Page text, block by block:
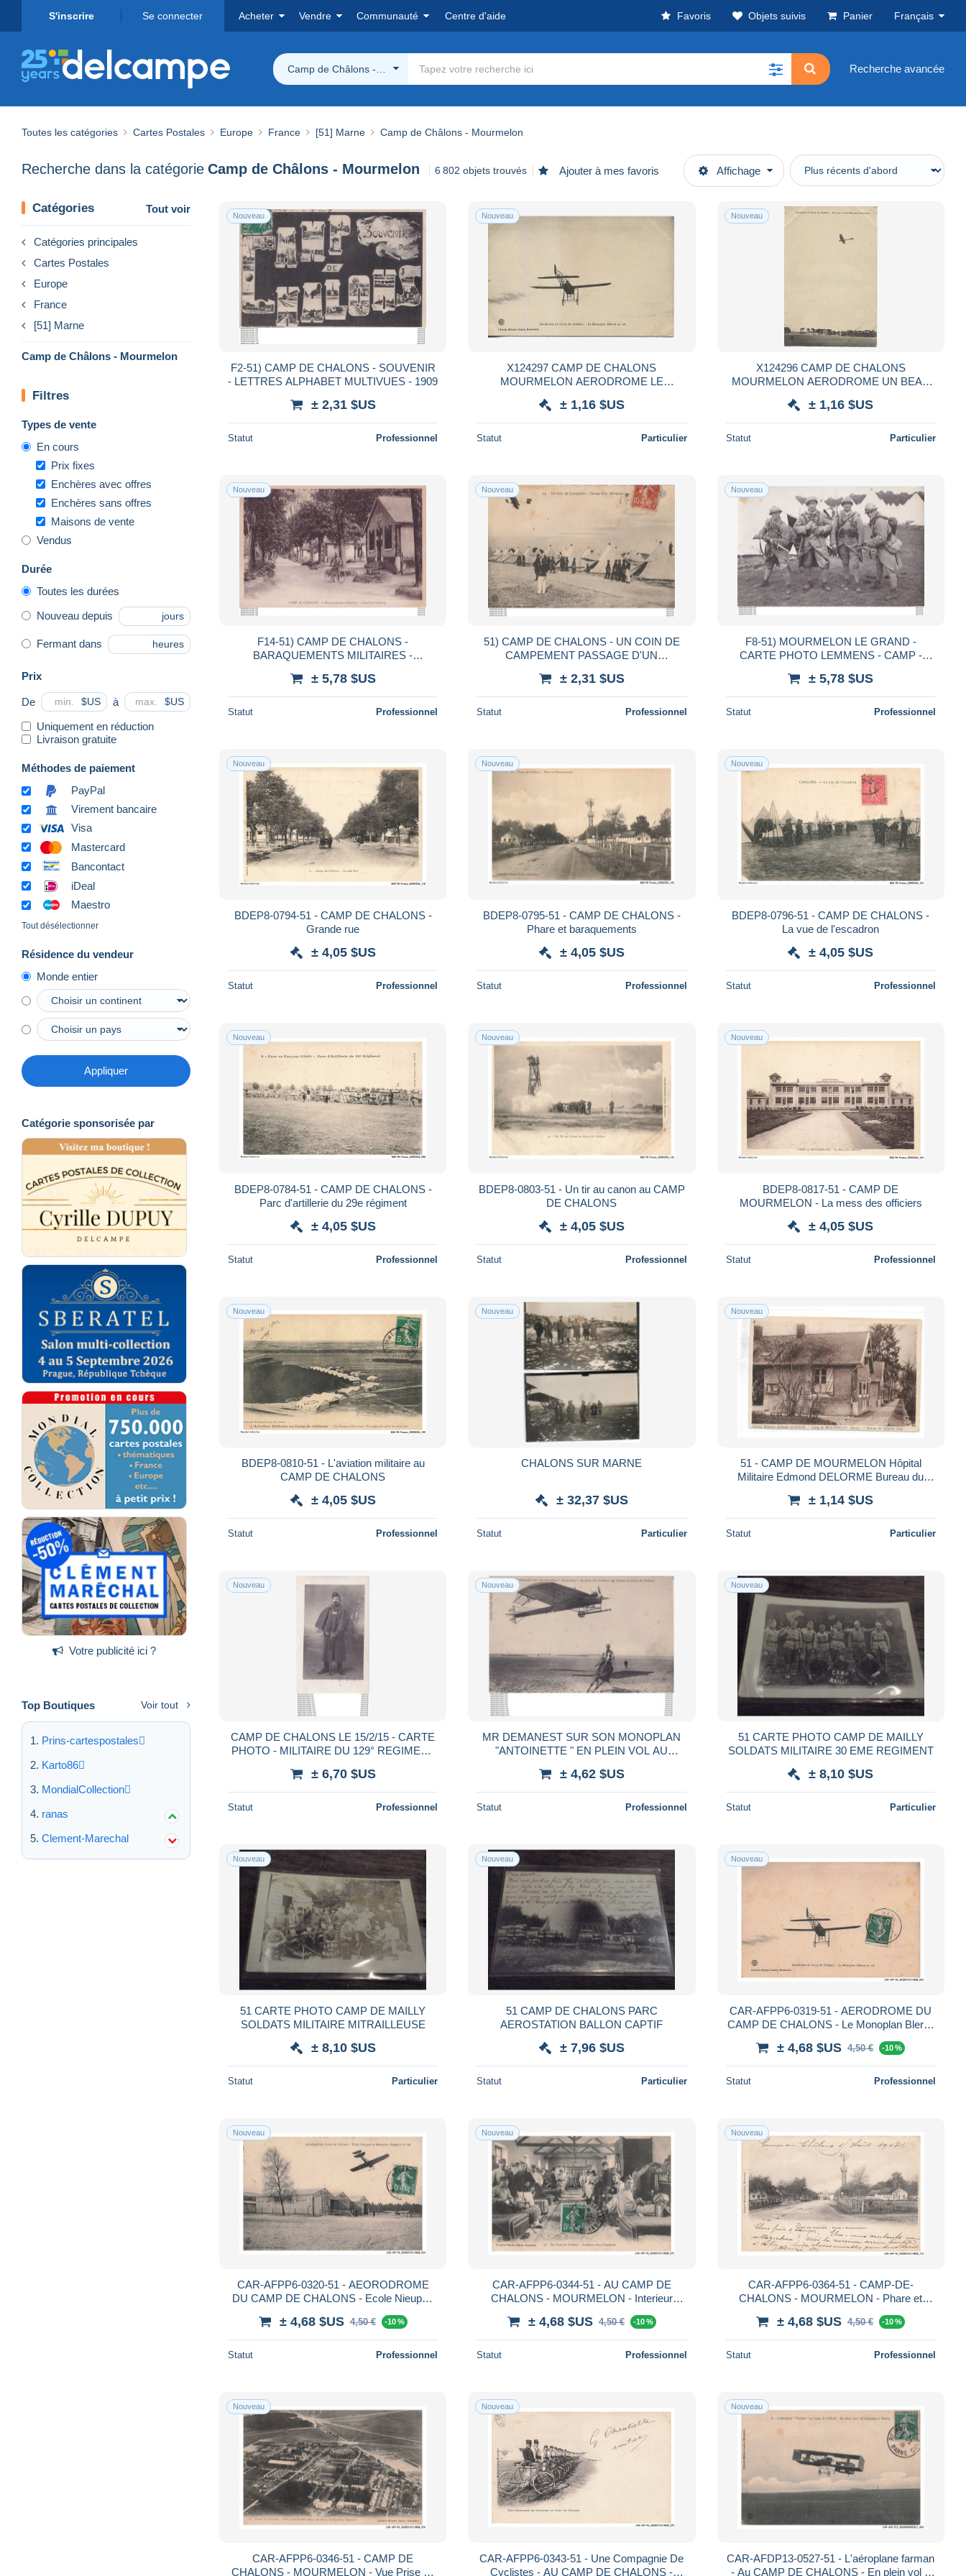
S'inscrire Se connecter Acheter Vendre Communauté Centre d'aide Favoris Objets suivis Panier Français
Camp de Châlons - Mourmelon Recherche avancée
Toutes les catégories Cartes Postales Europe France [51] Marne Camp de Châlons - Mourmelon
Recherche dans la catégorie Camp de Châlons - Mourmelon 6 802 objets trouvés Ajouter à mes favoris Affichage
Catégories Tout voir
Catégories principales
Cartes Postales
Europe
France
[51] Marne
Camp de Châlons - Mourmelon
Filtres
Types de vente
En cours
Prix fixes
Enchères avec offres
Enchères sans offres
Maisons de vente
Vendus
Durée
Toutes les durées
Nouveau depuis jours
Fermant dans heures
Prix
De $US à $US
Uniquement en réduction
Livraison gratuite
Méthodes de paiement
PayPal
Virement bancaire
Visa
Mastercard
Bancontact
iDeal
Maestro
Tout désélectionner
Résidence du vendeur
Monde entier
Appliquer
Catégorie sponsorisée par
Votre publicité ici ?
Top Boutiques Voir tout
Prins-cartespostales
Karto86
MondialCollection
ranas
Clement-Marechal
Nouveau
F2-51) CAMP DE CHALONS - SOUVENIR
- LETTRES ALPHABET MULTIVUES - 1909
± 2,31 $US
Statut Professionnel
Nouveau
X124297 CAMP DE CHALONS
MOURMELON AERODROME LE
AVIATION
± 1,16 $US
Statut Particulier
Nouveau
X124296 CAMP DE CHALONS
MOURMELON AERODROME UN BEAU
AVION AVIATION
± 1,16 $US
Statut Particulier
Nouveau
F14-51) CAMP DE CHALONS -
BARAQUEMENTS MILITAIRES -
SCANS )
± 5,78 $US
Statut Professionnel
Nouveau
51) CAMP DE CHALONS - UN COIN DE
CAMPEMENT PASSAGE D'UN
MILITAIRE GUERIN MOURMELON - EN
1913
± 2,31 $US
Statut Professionnel
Nouveau
F8-51) MOURMELON LE GRAND -
CARTE PHOTO LEMMENS - CAMP -
SOLDATS - ( 3 SCANS )
± 5,78 $US
Statut Professionnel
Nouveau
BDEP8-0794-51 - CAMP DE CHALONS -
Grande rue
± 4,05 $US
Statut Professionnel
Nouveau
BDEP8-0795-51 - CAMP DE CHALONS -
Phare et baraquements
± 4,05 $US
Statut Professionnel
Nouveau
BDEP8-0796-51 - CAMP DE CHALONS -
La vue de l'escadron
± 4,05 $US
Statut Professionnel
Nouveau
BDEP8-0784-51 - CAMP DE CHALONS -
Parc d'artillerie du 29e régiment
± 4,05 $US
Statut Professionnel
Nouveau
BDEP8-0803-51 - Un tir au canon au CAMP
DE CHALONS
± 4,05 $US
Statut Professionnel
Nouveau
BDEP8-0817-51 - CAMP DE
MOURMELON - La mess des officiers
± 4,05 $US
Statut Professionnel
Nouveau
BDEP8-0810-51 - L'aviation militaire au
CAMP DE CHALONS
± 4,05 $US
Statut Professionnel
Nouveau
CHALONS SUR MARNE
± 32,37 $US
Statut Particulier
Nouveau
51 - CAMP DE MOURMELON Hôpital
Militaire Edmond DELORME Bureau du
± 1,14 $US
Statut Particulier
Nouveau
CAMP DE CHALONS LE 15/2/15 - CARTE
PHOTO - MILITAIRE DU 129° REGIMENT
SCANS )
± 6,70 $US
Statut Professionnel
Nouveau
MR DEMANEST SUR SON MONOPLAN
"ANTOINETTE " EN PLEIN VOL AU
CHALONS - ( 2 SCANS )
± 4,62 $US
Statut Professionnel
Nouveau
51 CARTE PHOTO CAMP DE MAILLY
SOLDATS MILITAIRE 30 EME REGIMENT
± 8,10 $US
Statut Particulier
Nouveau
51 CARTE PHOTO CAMP DE MAILLY
SOLDATS MILITAIRE MITRAILLEUSE
± 8,10 $US
Statut Particulier
Nouveau
51 CAMP DE CHALONS PARC
AEROSTATION BALLON CAPTIF
± 7,96 $US
Statut Particulier
Nouveau
CAR-AFPP6-0319-51 - AERODROME DU
CAMP DE CHALONS - Le Monoplan Bleriot
± 4,68 $US 4,50 € -10 %
Statut Professionnel
Nouveau
CAR-AFPP6-0320-51 - AEORODROME
DU CAMP DE CHALONS - Ecole Nieuport
± 4,68 $US 4,50 € -10 %
Statut Professionnel
Nouveau
CAR-AFPP6-0344-51 - AU CAMP DE
CHALONS - MOURMELON - Interieur
± 4,68 $US 4,50 € -10 %
Statut Professionnel
Nouveau
CAR-AFPP6-0364-51 - CAMP-DE-
CHALONS - MOURMELON - Phare et
± 4,68 $US 4,50 € -10 %
Statut Professionnel
Nouveau
CAR-AFPP6-0346-51 - CAMP DE
CHALONS - MOURMELON - Vue Prise en
Nouveau
CAR-AFPP6-0343-51 - Une Compagnie De
Cyclistes - AU CAMP DE CHALONS -
Nouveau
CAR-AFDP13-0527-51 - L'aéroplane farman
- Au CAMP DE CHALONS - En plein vol à